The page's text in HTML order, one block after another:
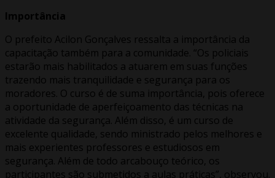
Importância
O prefeito Acilon Gonçalves ressalta a importância da
capacitação também para a comunidade. “Os policiais
estarão mais habilitados a atuarem em suas funções
trazendo mais tranquilidade e segurança para os
moradores. O curso é de suma importância, pois oferece
a oportunidade de aperfeiçoamento das técnicas na
atividade da segurança. Além disso, é um curso de
excelente qualidade, sendo ministrado pelos melhores e
mais experientes professores e estudiosos em
segurança. Além de todo arcabouço teórico, os
participantes são submetidos a aulas práticas”, observou.